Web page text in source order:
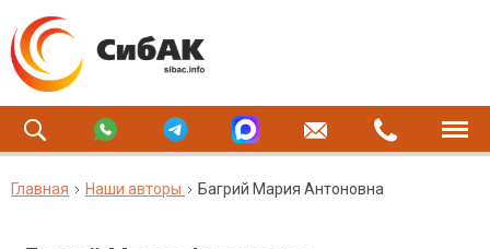
Главная Наши авторы Багрий Мария Антоновна